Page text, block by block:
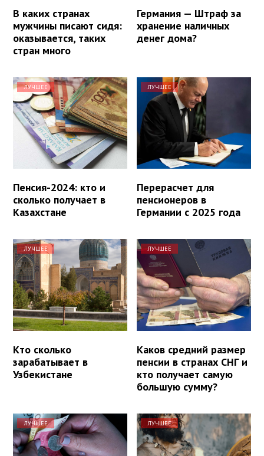
В каких странах
мужчины писают сидя:
оказывается, таких
стран много
Германия — Штраф за
хранение наличных
денег дома?
ЛУЧШЕЕ
Пенсия-2024: кто и
сколько получает в
Казахстане
ЛУЧШЕЕ
Перерасчет для
пенсионеров в
Германии с 2025 года
ЛУЧШЕЕ
Кто сколько
зарабатывает в
Узбекистане
ЛУЧШЕЕ
Каков средний размер
пенсии в странах СНГ и
кто получает самую
большую сумму?
ЛУЧШЕЕ ЛУЧШЕЕ